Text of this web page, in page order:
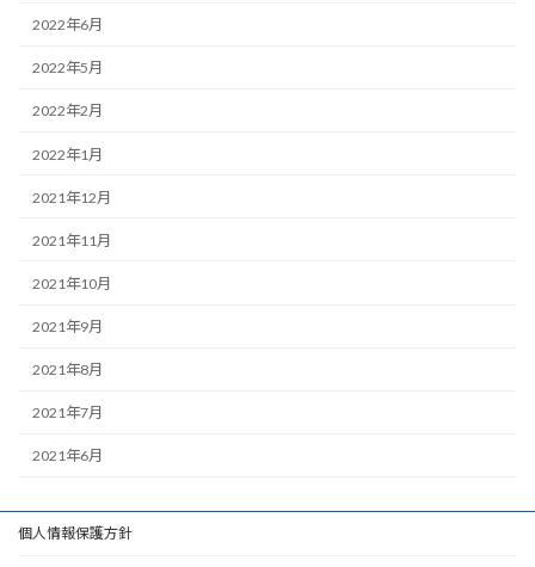
2022年6月
2022年5月
2022年2月
2022年1月
2021年12月
2021年11月
2021年10月
2021年9月
2021年8月
2021年7月
2021年6月
個人情報保護方針